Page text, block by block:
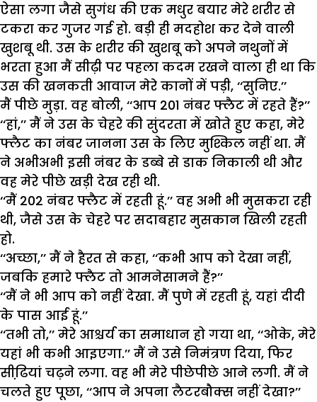
ऐसा लगा जैसे सुगंध की एक मधुर बयार मेरे शरीर से
टकरा कर गुजर गई हो. बड़ी ही मदहोश कर देने वाली
खुशबू थी. उस के शरीर की खुशबू को अपने नथुनों में
भरता हुआ मैं सीढ़ी पर पहला कदम रखने वाला ही था कि
उस की खनकती आवाज मेरे कानों में पड़ी, ‘‘सुनिए.’’
मैं पीछे मुड़ा. वह बोली, ‘‘आप 201 नंबर फ्लैट में रहते हैं?’’
‘‘हां,’’ मैं ने उस के चेहरे की सुंदरता में खोते हुए कहा, मेरे
फ्लैट का नंबर जानना उस के लिए मुश्किल नहीं था. मैं
ने अभीअभी इसी नंबर के डब्बे से डाक निकाली थी और
वह मेरे पीछे खड़ी देख रही थी.
‘‘मैं 202 नंबर फ्लैट में रहती हूं.’’ वह अभी भी मुसकरा रही
थी, जैसे उस के चेहरे पर सदाबहार मुसकान खिली रहती
हो.
‘‘अच्छा,’’ मैं ने हैरत से कहा, ‘‘कभी आप को देखा नहीं,
जबकि हमारे फ्लैट तो आमनेसामने हैं?’’
‘‘मैं ने भी आप को नहीं देखा. मैं पुणे में रहती हूं, यहां दीदी
के पास आई हूं.’’
‘‘तभी तो,’’ मेरे आश्चर्य का समाधान हो गया था, ‘‘ओके, मेरे
यहां भी कभी आइएगा.’’ मैं ने उसे निमंत्रण दिया, फिर
सीढि़यां चढ़ने लगा. वह भी मेरे पीछेपीछे आने लगी. मैं ने
चलते हुए पूछा, ‘‘आप ने अपना लैटरबौक्स नहीं देखा?’’